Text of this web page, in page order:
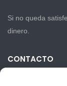
Si no queda
dinero.
CONTACTO